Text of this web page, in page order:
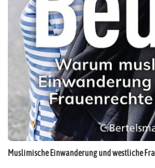
Muslimische Einwanderung und westliche